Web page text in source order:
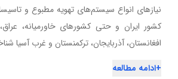
نیازهای انواع سیستم‌های تهویه مطبوع و
کشور ایران و حتی کشورهای خاورمیانه، عراق،
افغانستان، آذربایجان، ترکمنستان و غرب آسیا
+ادامه مطالعه